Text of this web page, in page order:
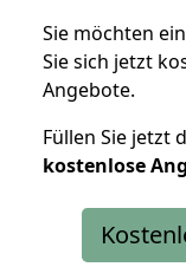
Sie möchten
Sie sich jetzt
Angebote.
Füllen Sie jetzt
kostenlose